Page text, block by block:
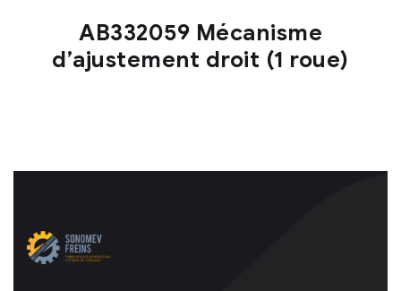
AB332059 Mécanisme
d’ajustement droit (1 roue)